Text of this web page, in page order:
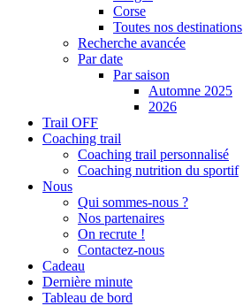
Corse
Toutes nos destinations
Recherche avancée
Par date
Par saison
Automne 2025
2026
Trail OFF
Coaching trail
Coaching trail personnalisé
Coaching nutrition du sportif
Nous
Qui sommes-nous ?
Nos partenaires
On recrute !
Contactez-nous
Cadeau
Dernière minute
Tableau de bord